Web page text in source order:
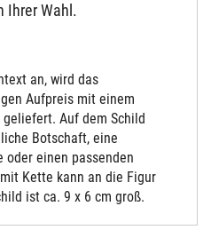
Ihrer Wahl.
an, wird das
Aufpreis mit einem
Auf dem Schild
Botschaft, eine
oder einen passenden
Kette kann an die Figur
ist ca. 9 x 6 cm groß.